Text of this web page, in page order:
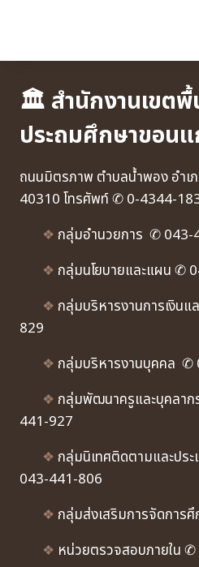
🏛 สำนักงานเขต
ประถมศึกษาขอน
ถนนมิตรภาพ ตำบลน้ำพอง อำเ
40310 โทรศัพท์ ✆ 0-4344-
❖ กลุ่มอำนวยการ ✆ 043-
❖ กลุ่มนโยบายและแผน ✆
❖ กลุ่มบริหารงานการเงิน
829
❖ กลุ่มบริหารงานบุคคล ✆
❖ กลุ่มพัฒนาครูและบุคลา
441-927
❖ กลุ่มนิเทศติดตามและปร
043-441-806
❖ กลุ่มส่งเสริมการจัดการ
❖ หน่วยตรวจสอบภายใน